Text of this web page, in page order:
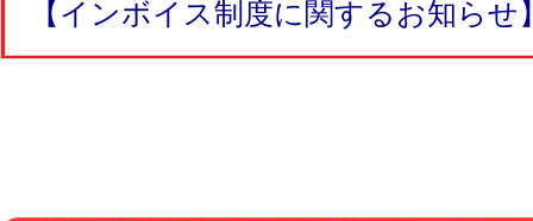
【インボイス制度に関するお知らせ